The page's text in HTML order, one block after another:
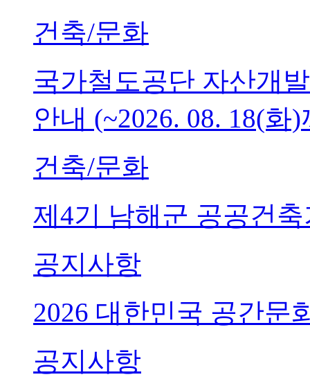
건축/문화
국가철도공단 자산개
안내 (~2026. 08. 18(화
건축/문화
제4기 남해군 공공건
공지사항
2026 대한민국 공간문
공지사항